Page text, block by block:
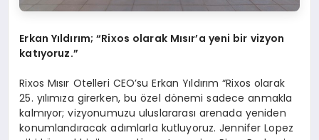
Erkan Yıldırım; “Rixos olarak Mısır’a yeni bir vizyon
katıyoruz.”
Rixos Mısır Otelleri CEO’su Erkan Yıldırım “Rixos olarak
25. yılımıza girerken, bu özel dönemi sadece anmakla
kalmıyor; vizyonumuzu uluslararası arenada yeniden
konumlandıracak adımlarla kutluyoruz. Jennifer Lopez